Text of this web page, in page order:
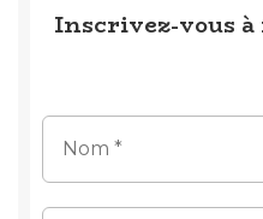
Inscrivez-vous